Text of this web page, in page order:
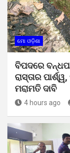
ମୋ ଓଡ଼ିଶା
ବିପଦରେ
ରାସ୍ତାର
ମରାମତି ଦାବି
4 hours ago